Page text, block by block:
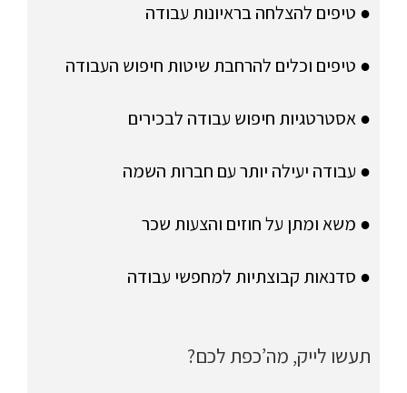
● טיפים להצלחה בראיונות עבודה
● טיפים וכלים להרחבת שיטות חיפוש העבודה
● אסטרטגיות חיפוש עבודה לבכירים
● עבודה יעילה יותר עם חברות השמה
● משא ומתן על חוזים והצעות שכר
● סדנאות קבוצתיות למחפשי עבודה
תעשו לייק, מה’כפת לכם?